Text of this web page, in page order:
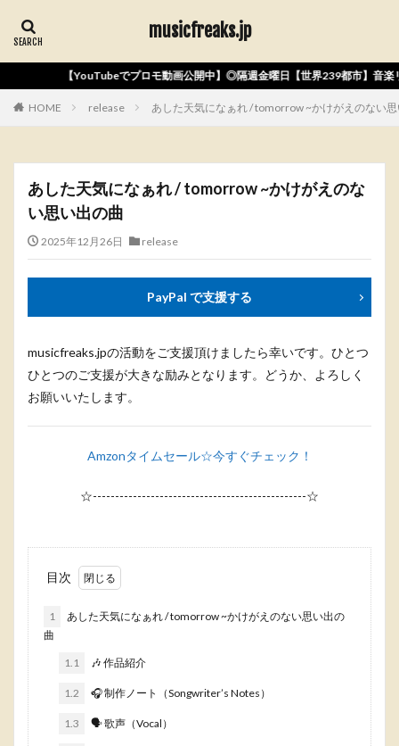
musicfreaks.jp
でプロモ動画公開中】◎隔週金曜日【世界239都市】音楽リリース◎Apple
HOME release あした天気になぁれ / tomorrow ~かけがえのない
あした天気になぁれ / tomorrow ~かけがえのな
い思い出の曲
2025年12月26日 release
PayPal で支援する
musicfreaks.jpの活動をご支援頂けましたら幸いです。ひとつ
ひとつのご支援が大きな励みとなります。どうか、よろしく
お願いいたします。
Amzonタイムセール☆今すぐチェック！
☆------------------------------------------------☆
目次
1
あした天気になぁれ / tomorrow ~かけがえのない思い出の
曲
1.1 🎶 作品紹介
1.2 🎧 制作ノート（Songwriter’s Notes）
1.3 🗣 歌声（Vocal）